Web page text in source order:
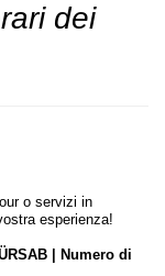
dei
o servizi in
esperienza!
| Numero di